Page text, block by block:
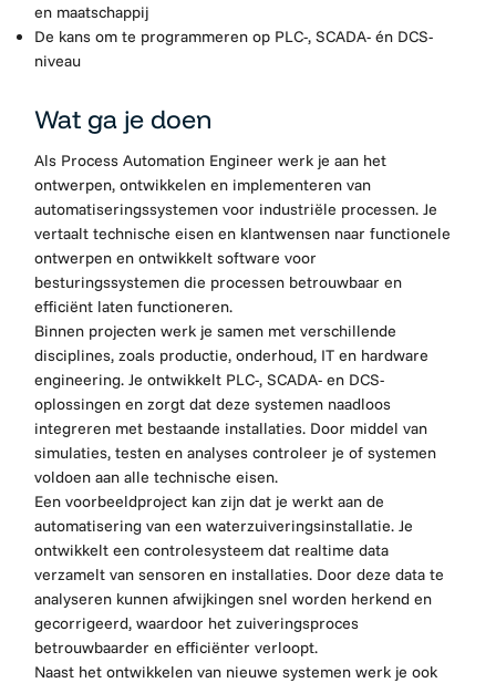
en maatschappij
De kans om te programmeren op PLC-, SCADA- én DCS-
niveau
Wat ga je doen
Als Process Automation Engineer werk je aan het
ontwerpen, ontwikkelen en implementeren van
automatiseringssystemen voor industriële processen. Je
vertaalt technische eisen en klantwensen naar functionele
ontwerpen en ontwikkelt software voor
besturingssystemen die processen betrouwbaar en
efficiënt laten functioneren.
Binnen projecten werk je samen met verschillende
disciplines, zoals productie, onderhoud, IT en hardware
engineering. Je ontwikkelt PLC-, SCADA- en DCS-
oplossingen en zorgt dat deze systemen naadloos
integreren met bestaande installaties. Door middel van
simulaties, testen en analyses controleer je of systemen
voldoen aan alle technische eisen.
Een voorbeeldproject kan zijn dat je werkt aan de
automatisering van een waterzuiveringsinstallatie. Je
ontwikkelt een controlesysteem dat realtime data
verzamelt van sensoren en installaties. Door deze data te
analyseren kunnen afwijkingen snel worden herkend en
gecorrigeerd, waardoor het zuiveringsproces
betrouwbaarder en efficiënter verloopt.
Naast het ontwikkelen van nieuwe systemen werk je ook